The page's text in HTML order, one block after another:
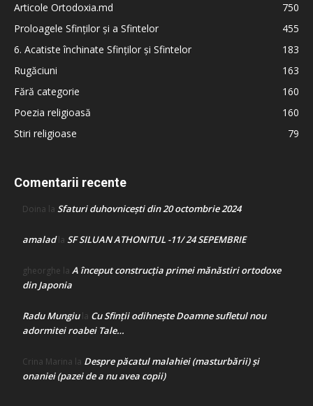
Articole Ortodoxia.md
750
Proloagele Sfinților și a Sfintelor
455
6. Acatiste închinate Sfinților și Sfintelor
183
Rugăciuni
163
Fără categorie
160
Poezia religioasă
160
Stiri religioase
79
Comentarii recente
Doina la Sfaturi duhovnicești din 20 octombrie 2024
amaladla SF SILUAN ATHONITUL -11/ 24 SEPEMBRIE
gheorghe la A început construcţia primei mănăstiri ortodoxe
din Japonia
Radu Mungiula Cu Sfinții odihnește Doamne sufletul nou
adormitei roabei Tale…
Crina Marina la Despre păcatul malahiei (masturbării) şi
onaniei (pazei de a nu avea copii)